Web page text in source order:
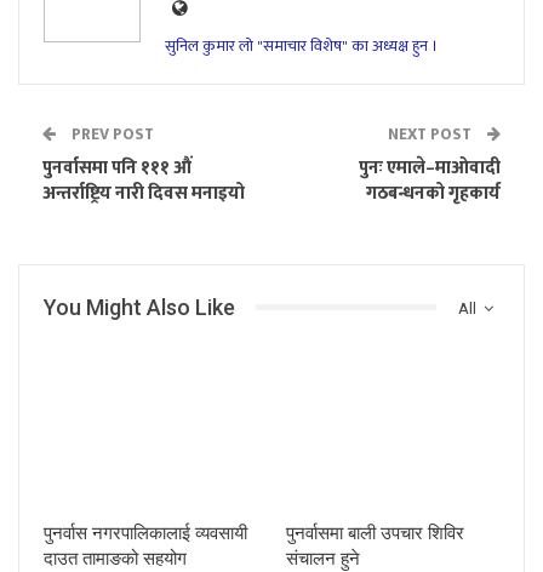
सुनिल कुमार लो "समाचार विशेष" का अध्यक्ष हुन ।
PREV POST
पुनर्वासमा पनि १११ औं
अन्तर्राष्ट्रिय नारी दिवस मनाइयो
NEXT POST
पुनः एमाले–माओवादी
गठबन्धनको गृहकार्य
All
You Might Also Like
पुनर्वास नगरपालिकालाई व्यवसायी
दाउत तामाङको सहयोग
पुनर्वासमा बाली उपचार शिविर
संचालन हुने